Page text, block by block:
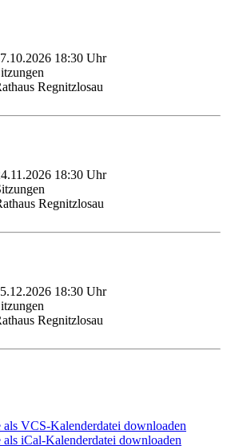
18:30 Uhr
Regnitzlosau
18:30 Uhr
Regnitzlosau
18:30 Uhr
Regnitzlosau
VCS-Kalenderdatei downloaden
iCal-Kalenderdatei downloaden